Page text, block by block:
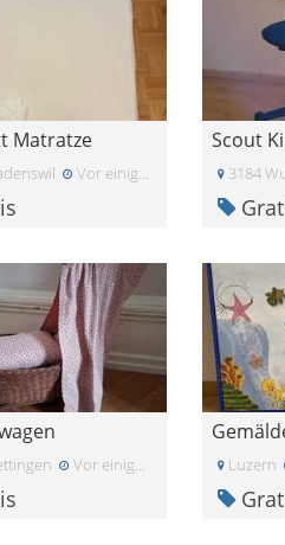
Matratze
Vor einigen Tagen
Scout
3184
Vor einigen Tagen Luzern